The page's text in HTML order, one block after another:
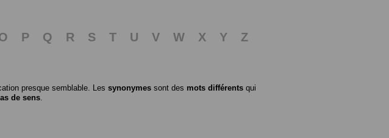
P Q R S T U V W X Y
Z
presque semblable. Les synonymes sont des mots différents qui
de sens